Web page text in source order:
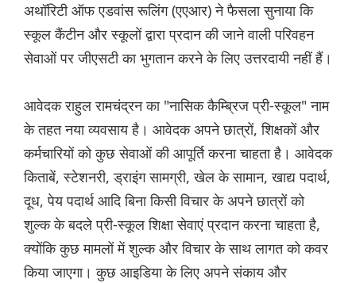
अथॉरिटी ऑफ एडवांस रूलिंग (एएआर) ने फैसला सुनाया कि
स्कूल कैंटीन और स्कूलों द्वारा प्रदान की जाने वाली परिवहन
सेवाओं पर जीएसटी का भुगतान करने के लिए उत्तरदायी नहीं हैं।
आवेदक राहुल रामचंद्रन का "नासिक कैम्ब्रिज प्री-स्कूल" नाम
के तहत नया व्यवसाय है। आवेदक अपने छात्रों, शिक्षकों और
कर्मचारियों को कुछ सेवाओं की आपूर्ति करना चाहता है। आवेदक
किताबें, स्टेशनरी, ड्राइंग सामग्री, खेल के सामान, खाद्य पदार्थ,
दूध, पेय पदार्थ आदि बिना किसी विचार के अपने छात्रों को
शुल्क के बदले प्री-स्कूल शिक्षा सेवाएं प्रदान करना चाहता है,
क्योंकि कुछ मामलों में शुल्क और विचार के साथ लागत को कवर
किया जाएगा। कुछ आइडिया के लिए अपने संकाय और